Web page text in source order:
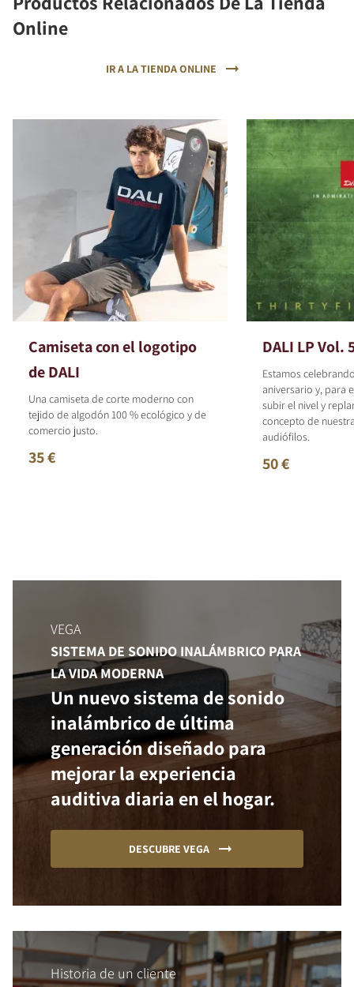
Online
IR A LA TIENDA ONLINE
Camiseta con el logotipo
de DALI
Una camiseta de corte moderno con
tejido de algodón 100 % ecológico y de
comercio justo.
35 €
DALI LP Vol.
Estamos
aniversario y, para
subir el nivel y
concepto de
audiófilos.
50 €
VEGA
SISTEMA DE SONIDO INALÁMBRICO PARA
LA VIDA MODERNA
Un nuevo sistema de sonido
inalámbrico de última
generación diseñado para
mejorar la experiencia
auditiva diaria en el hogar.
DESCUBRE VEGA
Historia de un cliente